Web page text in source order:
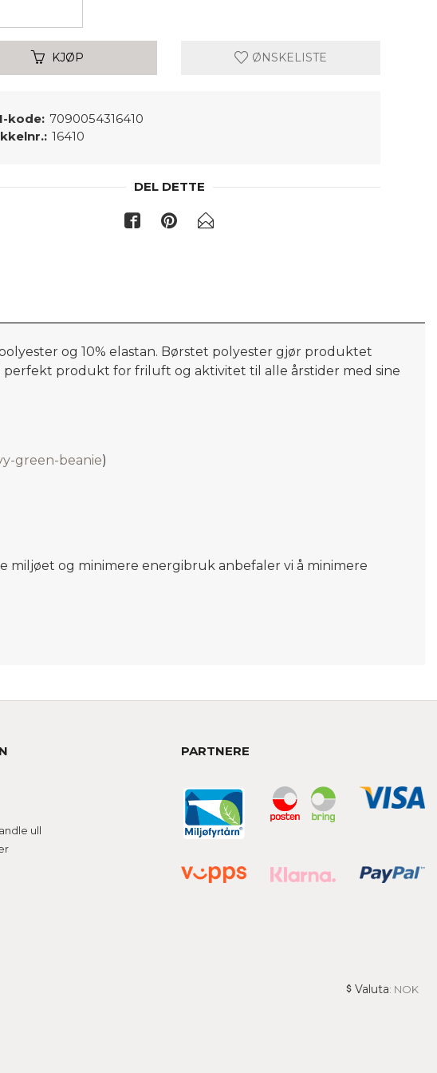
KJØP ØNSKELISTE
kode: 7090054316410
16410
DEL DETTE
og 10% elastan. Børstet polyester gjør produktet
perfekt produkt for friluft og aktivitet til alle årstider med sine
green-beanie)
miljøet og minimere energibruk anbefaler vi å minimere
ull
PARTNERE
Valuta: NOK